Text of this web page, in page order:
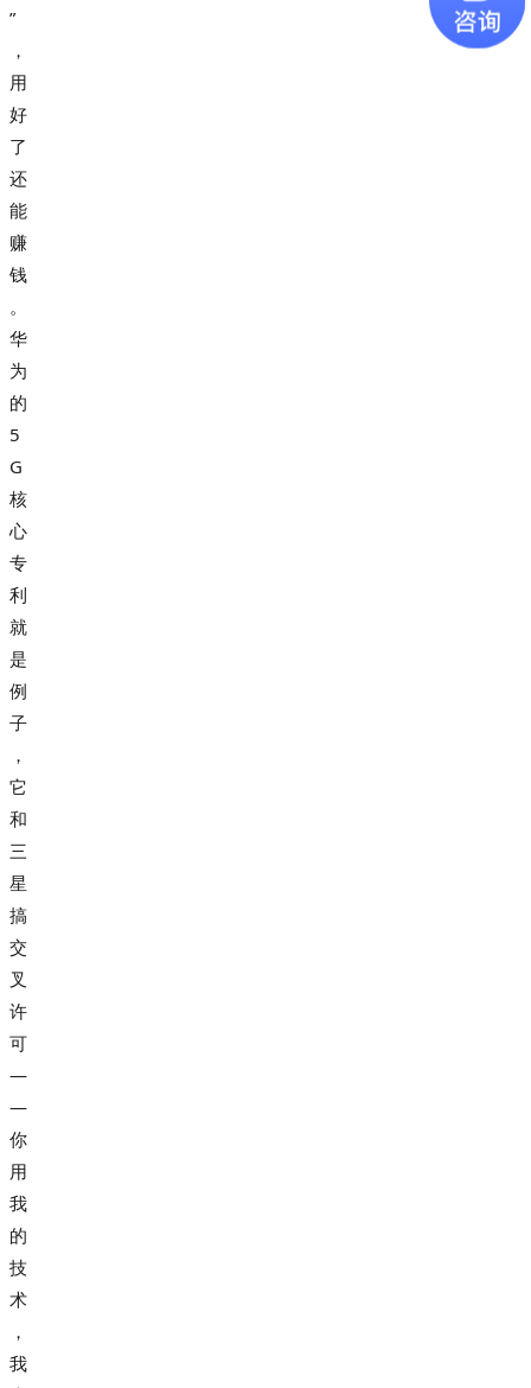
”
，
用
好
了
还
能
赚
钱
。
华
为
的
5
G
核
心
专
利
就
是
例
子
，
它
和
三
星
搞
交
叉
许
可
—
—
你
用
我
的
技
术
，
我